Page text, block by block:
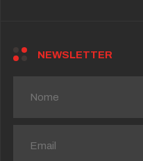
NEWSLETTER